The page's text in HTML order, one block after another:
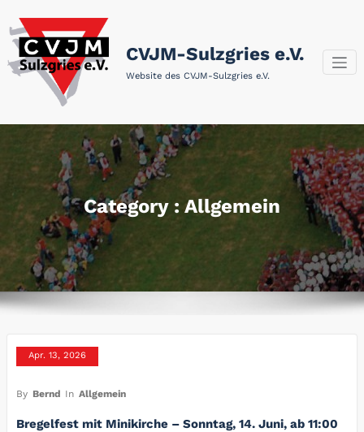
Inhalt
springen
CVJM-Sulzgries e.V.
Website des CVJM-Sulzgries e.V.
Category : Allgemein
Apr. 13, 2026
By Bernd In Allgemein
Bregelfest mit Minikirche – Sonntag, 14. Juni, ab 11:00